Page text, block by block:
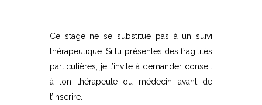
Ce stage ne se substitue pas à un suivi
thérapeutique. Si tu présentes des fragilités
particulières, je t’invite à demander conseil
à ton thérapeute ou médecin avant de
t’inscrire.